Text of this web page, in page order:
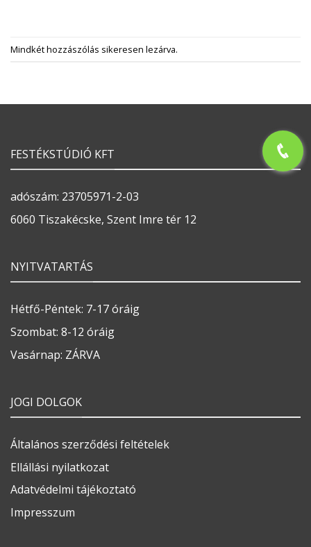
Mindkét hozzászólás sikeresen lezárva.
FESTÉKSTÚDIÓ KFT
adószám: 23705971-2-03
6060 Tiszakécske, Szent Imre tér 12
NYITVATARTÁS
Hétfő-Péntek: 7-17 óráig
Szombat: 8-12 óráig
Vasárnap: ZÁRVA
JOGI DOLGOK
Általános szerződési feltételek
Ellállási nyilatkozat
Adatvédelmi tájékoztató
Impresszum